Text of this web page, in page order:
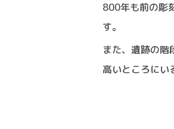
800年も前の彫
す。
また、遺跡の階
高いところにい